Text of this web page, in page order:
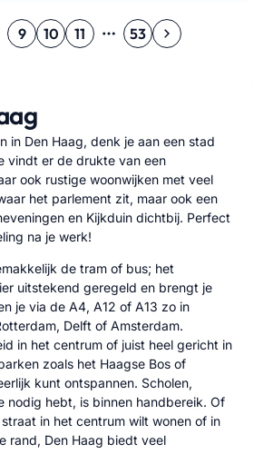
9 10 11 53
in Den Haag, denk je aan een stad
vindt er de drukte van een
ook rustige woonwijken met veel
het parlement zit, maar ook een
en Kijkduin dichtbij. Perfect
na je werk!
de tram of bus; het
uitstekend geregeld en brengt je
je via de A4, A12 of A13 zo in
Delft of Amsterdam.
in het centrum of juist heel gericht in
zoals het Haagse Bos of
kunt ontspannen. Scholen,
nodig hebt, is binnen handbereik. Of
in het centrum wilt wonen of in
rand, Den Haag biedt veel